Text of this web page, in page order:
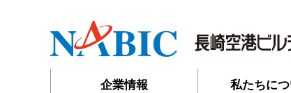
企業情報 私たちに